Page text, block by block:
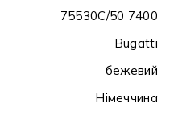
75530C/50 7400
Bugatti
бежевий
Німеччина